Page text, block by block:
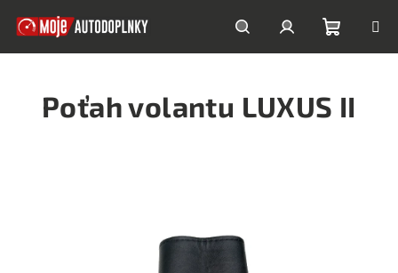
HľadaťPrihlásenie
košík
Poťah volantu LUXUS II